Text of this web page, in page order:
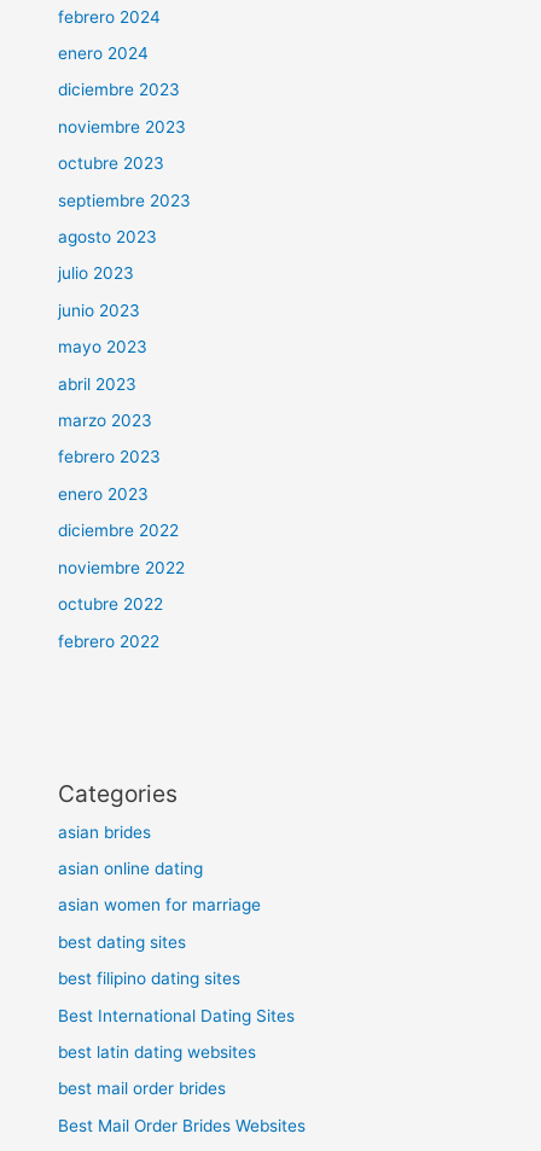
febrero 2024
enero 2024
diciembre 2023
noviembre 2023
octubre 2023
septiembre 2023
agosto 2023
julio 2023
junio 2023
mayo 2023
abril 2023
marzo 2023
febrero 2023
enero 2023
diciembre 2022
noviembre 2022
octubre 2022
febrero 2022
Categories
asian brides
asian online dating
asian women for marriage
best dating sites
best filipino dating sites
Best International Dating Sites
best latin dating websites
best mail order brides
Best Mail Order Brides Websites